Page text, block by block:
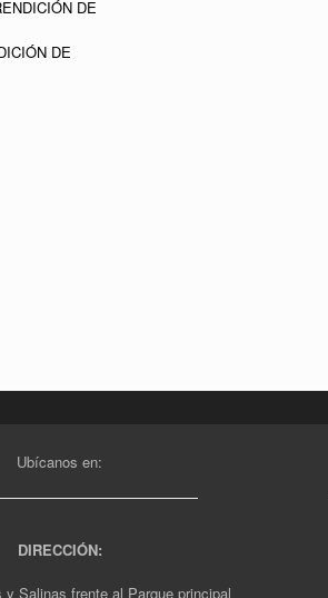
DE
DE
Ubícanos en:
DIRECCIÓN:
y Salinas frente al Parque principal